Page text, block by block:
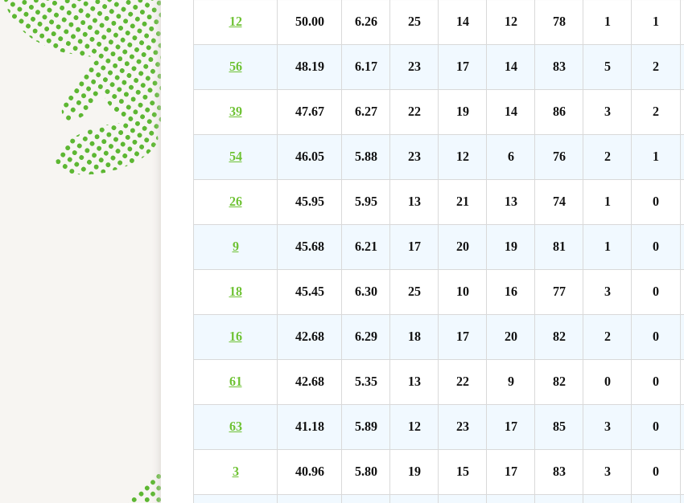
12 50.00 6.26 25 14 12 78 1 1
56 48.19 6.17 23 17 14 83 5 2
39 47.67 6.27 22 19 14 86 3 2
54 46.05 5.88 23 12 6 76 2 1
26 45.95 5.95 13 21 13 74 1 0
9 45.68 6.21 17 20 19 81 1 0
18 45.45 6.30 25 10 16 77 3 0
16 42.68 6.29 18 17 20 82 2 0
61 42.68 5.35 13 22 9 82 0 0
63 41.18 5.89 12 23 17 85 3 0
3 40.96 5.80 19 15 17 83 3 0